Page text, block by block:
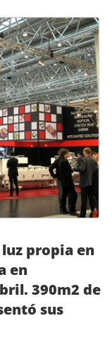
propia en
en
390m2 de
sus